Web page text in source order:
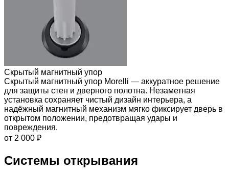
Скрытый магнитный упор
Скрытый магнитный упор Morelli — аккуратное решение
для защиты стен и дверного полотна. Незаметная
установка сохраняет чистый дизайн интерьера, а
надёжный магнитный механизм мягко фиксирует дверь в
открытом положении, предотвращая удары и
повреждения.
от 2 000 ₽
Системы открывания